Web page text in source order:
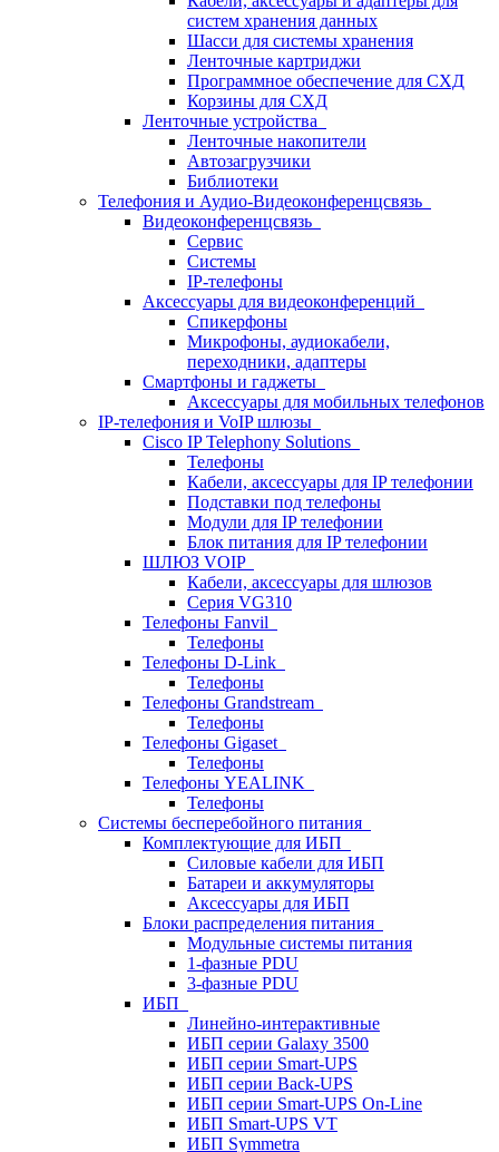
систем хранения данных
Шасси для системы хранения
Ленточные картриджи
Программное обеспечение для СХД
Корзины для СХД
Ленточные устройства
Ленточные накопители
Автозагрузчики
Библиотеки
Телефония и Аудио-Видеоконференцсвязь
Видеоконференцсвязь
Сервис
Системы
IP-телефоны
Аксессуары для видеоконференций
Спикерфоны
Микрофоны, аудиокабели,
переходники, адаптеры
Смартфоны и гаджеты
Аксессуары для мобильных телефонов
IP-телефония и VoIP шлюзы
Cisco IP Telephony Solutions
Телефоны
Кабели, аксессуары для IP телефонии
Подставки под телефоны
Модули для IP телефонии
Блок питания для IP телефонии
ШЛЮЗ VOIP
Кабели, аксессуары для шлюзов
Серия VG310
Телефоны Fanvil
Телефоны
Телефоны D-Link
Телефоны
Телефоны Grandstream
Телефоны
Телефоны Gigaset
Телефоны
Телефоны YEALINK
Телефоны
Системы бесперебойного питания
Комплектующие для ИБП
Силовые кабели для ИБП
Батареи и аккумуляторы
Аксессуары для ИБП
Блоки распределения питания
Модульные системы питания
1-фазные PDU
3-фазные PDU
ИБП
Линейно-интерактивные
ИБП серии Galaxy 3500
ИБП серии Smart-UPS
ИБП серии Back-UPS
ИБП серии Smart-UPS On-Line
ИБП Smart-UPS VT
ИБП Symmetra